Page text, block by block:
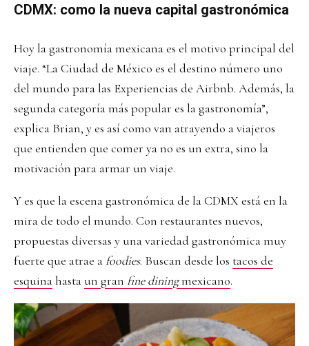
CDMX: como la nueva capital gastronómica
Hoy la gastronomía mexicana es el motivo principal del
viaje. “La Ciudad de México es el destino número uno
del mundo para las Experiencias de Airbnb. Además, la
segunda categoría más popular es la gastronomía”,
explica Brian, y es así como van atrayendo a viajeros
que entienden que comer ya no es un extra, sino la
motivación para armar un viaje.
Y es que la escena gastronómica de la CDMX está en la
mira de todo el mundo. Con restaurantes nuevos,
propuestas diversas y una variedad gastronómica muy
fuerte que atrae a foodies. Buscan desde los tacos de
esquinahasta un gran fine diningmexicano.